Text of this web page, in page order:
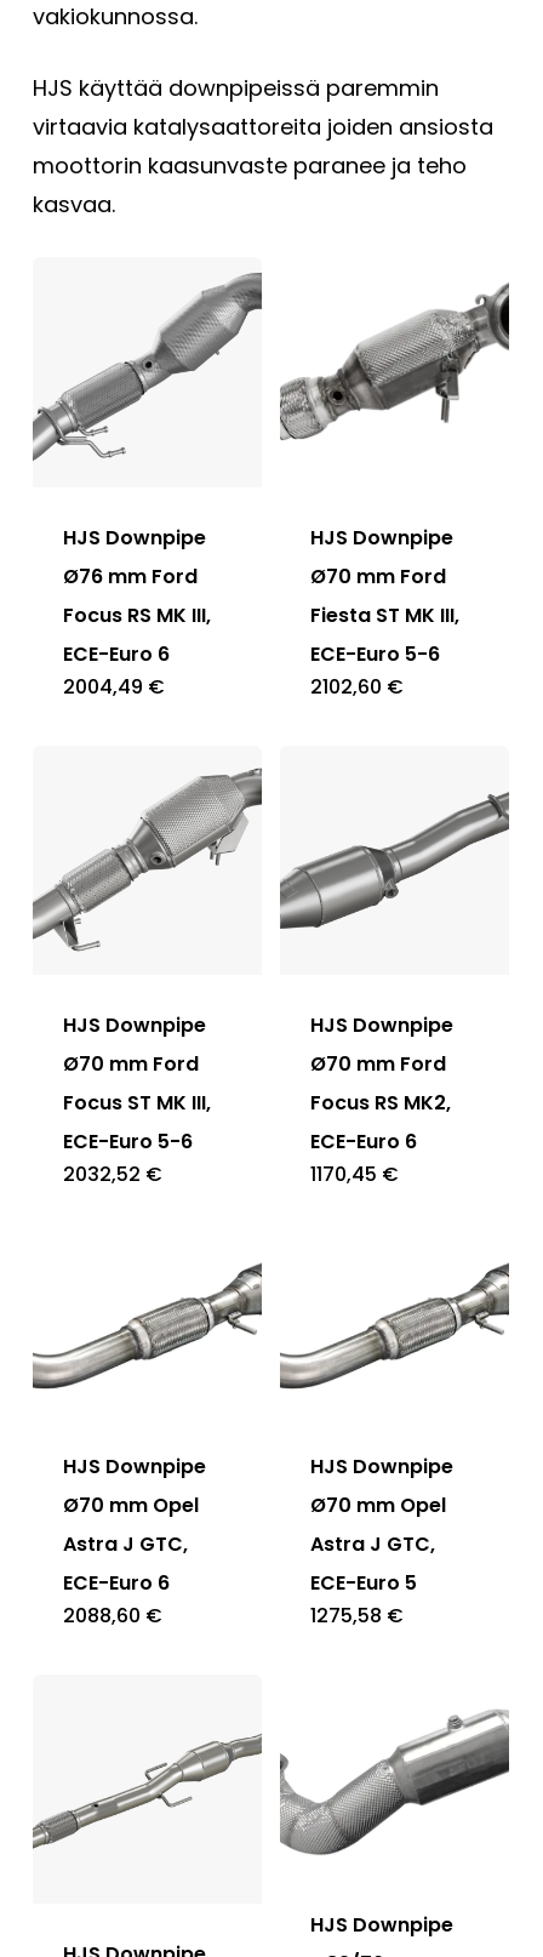
vakiokunnossa.
HJS käyttää downpipeissä paremmin
virtaavia katalysaattoreita joiden ansiosta
moottorin kaasunvaste paranee ja teho
kasvaa.
HJS Downpipe
Ø76 mm Ford
Focus RS MK III,
ECE-Euro 6
2004,49 €
HJS Downpipe
Ø70 mm Ford
Fiesta ST MK III,
ECE-Euro 5-6
2102,60 €
HJS Downpipe
Ø70 mm Ford
Focus ST MK III,
ECE-Euro 5-6
2032,52 €
HJS Downpipe
Ø70 mm Ford
Focus RS MK2,
ECE-Euro 6
1170,45 €
HJS Downpipe
Ø70 mm Opel
Astra J GTC,
ECE-Euro 6
2088,60 €
HJS Downpipe
Ø70 mm Opel
Astra J GTC,
ECE-Euro 5
1275,58 €
HJS Downpipe